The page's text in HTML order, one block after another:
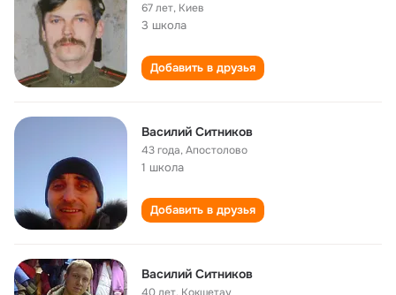
67 лет, Киев
3 школа
Добавить в друзья
Василий Ситников
43 года,Апостолово
1 школа
Добавить в друзья
Василий Ситников